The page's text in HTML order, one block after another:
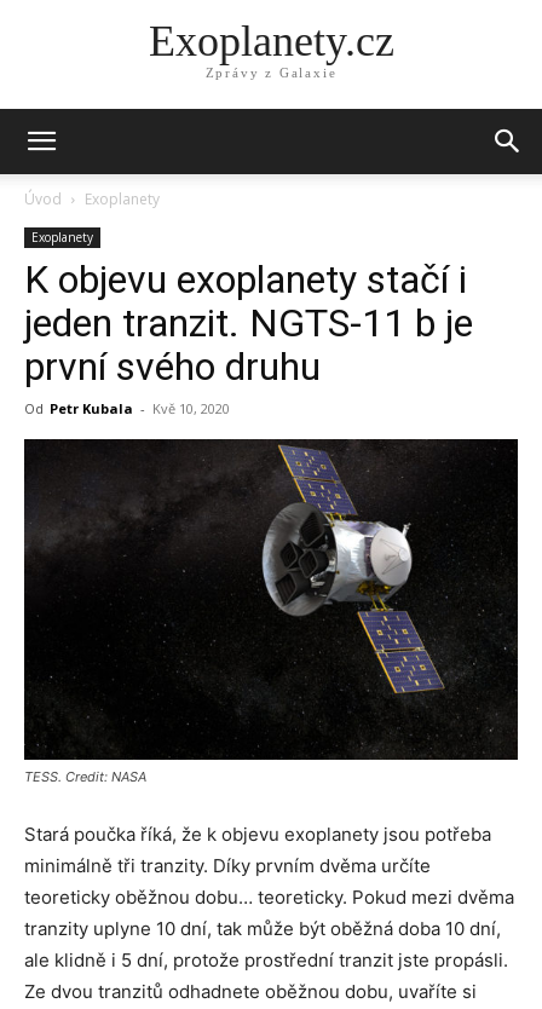
Exoplanety.cz
Zprávy z Galaxie
Úvod Exoplanety
Exoplanety
K objevu exoplanety stačí i
jeden tranzit. NGTS-11 b je
první svého druhu
Od Petr Kubala - Kvě 10, 2020
TESS. Credit: NASA
Stará poučka říká, že k objevu exoplanety jsou potřeba
minimálně tři tranzity. Díky prvním dvěma určíte
teoreticky oběžnou dobu… teoreticky. Pokud mezi dvěma
tranzity uplyne 10 dní, tak může být oběžná doba 10 dní,
ale klidně i 5 dní, protože prostřední tranzit jste propásli.
Ze dvou tranzitů odhadnete oběžnou dobu, uvaříte si